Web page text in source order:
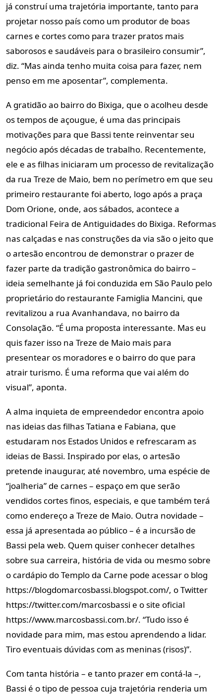
já construí uma trajetória importante, tanto para
projetar nosso país como um produtor de boas
carnes e cortes como para trazer pratos mais
saborosos e saudáveis para o brasileiro consumir”,
diz. “Mas ainda tenho muita coisa para fazer, nem
penso em me aposentar”, complementa.
A gratidão ao bairro do Bixiga, que o acolheu desde
os tempos de açougue, é uma das principais
motivações para que Bassi tente reinventar seu
negócio após décadas de trabalho. Recentemente,
ele e as filhas iniciaram um processo de revitalização
da rua Treze de Maio, bem no perímetro em que seu
primeiro restaurante foi aberto, logo após a praça
Dom Orione, onde, aos sábados, acontece a
tradicional Feira de Antiguidades do Bixiga. Reformas
nas calçadas e nas construções da via são o jeito que
o artesão encontrou de demonstrar o prazer de
fazer parte da tradição gastronômica do bairro –
ideia semelhante já foi conduzida em São Paulo pelo
proprietário do restaurante Famiglia Mancini, que
revitalizou a rua Avanhandava, no bairro da
Consolação. “É uma proposta interessante. Mas eu
quis fazer isso na Treze de Maio mais para
presentear os moradores e o bairro do que para
atrair turismo. É uma reforma que vai além do
visual”, aponta.
A alma inquieta de empreendedor encontra apoio
nas ideias das filhas Tatiana e Fabiana, que
estudaram nos Estados Unidos e refrescaram as
ideias de Bassi. Inspirado por elas, o artesão
pretende inaugurar, até novembro, uma espécie de
“joalheria” de carnes – espaço em que serão
vendidos cortes finos, especiais, e que também terá
como endereço a Treze de Maio. Outra novidade –
essa já apresentada ao público – é a incursão de
Bassi pela web. Quem quiser conhecer detalhes
sobre sua carreira, história de vida ou mesmo sobre
o cardápio do Templo da Carne pode acessar o blog
https://blogdomarcosbassi.blogspot.com/, o Twitter
https://twitter.com/marcosbassi e o site oficial
https://www.marcosbassi.com.br/. “Tudo isso é
novidade para mim, mas estou aprendendo a lidar.
Tiro eventuais dúvidas com as meninas (risos)”.
Com tanta história – e tanto prazer em contá-la –,
Bassi é o tipo de pessoa cuja trajetória renderia um